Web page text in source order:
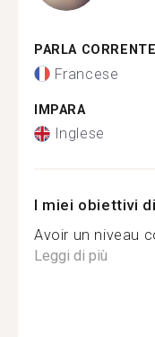
PARLA
Francese
IMPARA
Inglese
I miei obiettivi
Avoir un niveau
Leggi di più